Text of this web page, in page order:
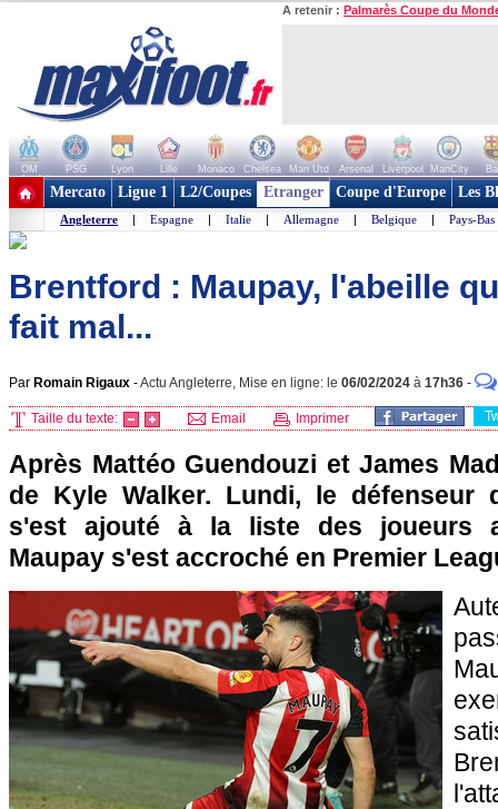
A retenir : Palmarès Coupe du
OM PSG Lyon Lille Monaco Chelsea Man Utd Arsenal Liverpool ManCity
+ de clubs
Mercato Ligue 1 L2/Coupes Etranger Coupe d'Europe Les
Angleterre | Espagne | Italie | Allemagne | Belgique | Pays-Bas
Brentford : Maupay, l'abeille
fait mal...
Par Romain Rigaux -Actu Angleterre, Mise en ligne: le 06/02/2024 à 17h36 -
Taille du texte: Email Imprimer
Après Mattéo Guendouzi et James
de Kyle Walker. Lundi, le défenseur
s'est ajouté à la liste des joueurs
Maupay s'est accroché en Premier